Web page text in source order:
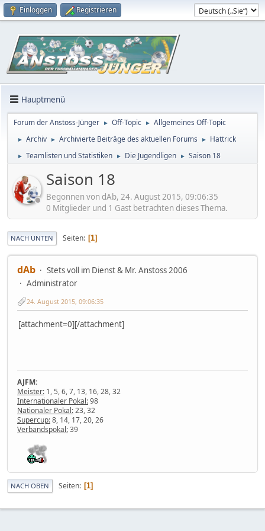
Einloggen Registrieren
Hauptmenü
Forum der Anstoss-Jünger ► Off-Topic ► Allgemeines Off-Topic
► Archiv ► Archivierte Beiträge des aktuellen Forums ► Hattrick
► Teamlisten und Statistiken ► Die Jugendligen ► Saison 18
Saison 18
Begonnen von dAb, 24. August 2015, 09:06:35
0 Mitglieder und 1 Gast betrachten dieses Thema.
NACH UNTEN Seiten 1
dAb
Stets voll im Dienst & Mr. Anstoss 2006
Administrator
24. August 2015, 09:06:35
[attachment=0][/attachment]
AJFM:
Meister: 1, 5, 6, 7, 13, 16, 28, 32
Internationaler Pokal:98
Nationaler Pokal:23, 32
Supercup:8, 14, 17, 20, 26
Verbandspokal:39
NACH OBEN Seiten 1